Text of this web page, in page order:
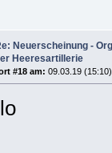
Neuerscheinung -
Heeresartillerie
#18 am: 09.03.19